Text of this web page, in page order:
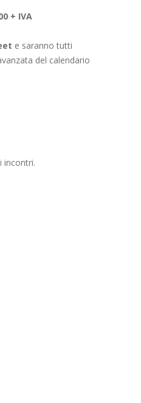
+ IVA
e saranno tutti
del calendario
incontri.